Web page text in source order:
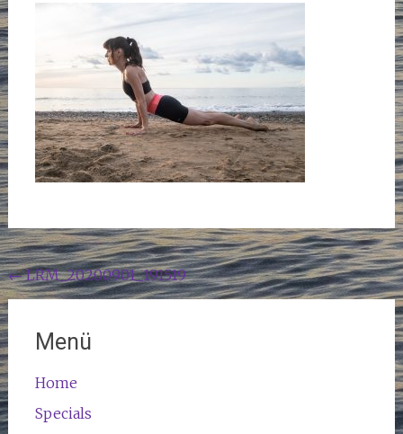
Beitragsnavigation
←LRM_20200901_191519
Menü
Home
Specials